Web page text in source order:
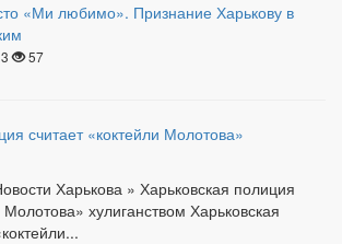
«Ми любимо». Признание Харькову в
57
считает «коктейли Молотова»
Харькова » Харьковская полиция
Молотова» хулиганством Харьковская